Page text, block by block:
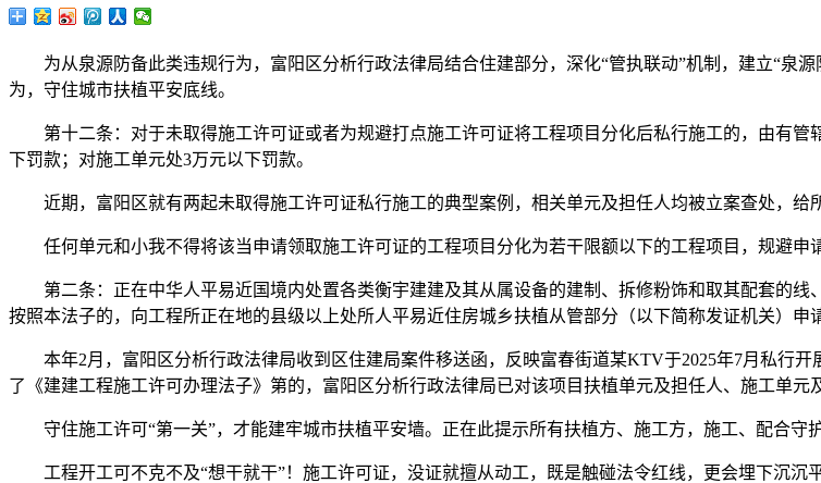
为从泉源防备此类违规行为，富阳区分析行政法律局结合住建部分，深化“管执联动”机制，建立“泉
为，守住城市扶植平安底线。
第十二条：对于未取得施工许可证或者为规避打点施工许可证将工程项目分化后私行施工的，由有管
下罚款；对施工单元处3万元以下罚款。
近期，富阳区就有两起未取得施工许可证私行施工的典型案例，相关单元及担任人均被立案查处，给
任何单元和小我不得将该当申请领取施工许可证的工程项目分化为若干限额以下的工程项目，规避申
第二条：正在中华人平易近国境内处置各类衡宇建建及其从属设备的建制、拆修粉饰和取其配套的线
按照本法子的，向工程所正在地的县级以上处所人平易近住房城乡扶植从管部分（以下简称发证机关）申
本年2月，富阳区分析行政法律局收到区住建局案件移送函，反映富春街道某KTV于2025年7月私行
了《建建工程施工许可办理法子》第的，富阳区分析行政法律局已对该项目扶植单元及担任人、施工单元
守住施工许可“第一关”，才能建牢城市扶植平安墙。正在此提示所有扶植方、施工方，施工、配合守
工程开工可不克不及“想干就干”！施工许可证，没证就擅从动工，既是触碰法令红线，更会埋下沉沉平